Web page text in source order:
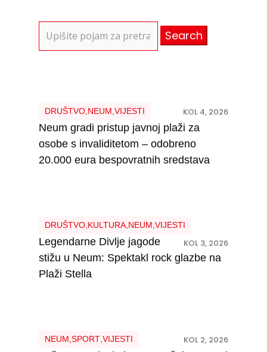
for:
DRUŠTVO, NEUM VIJESTI KOL 4, 2026
Neum gradi pristup javnoj plaži za
osobe s invaliditetom – odobreno
20.000 eura bespovratnih sredstava
DRUŠTVO, KULTURA, NEUM VIJESTI
KOL 3, 2026
Legendarne Divlje jagode
stižu u Neum: Spektakl rock glazbe na
Plaži Stella
NEUM SPORT, VIJESTI KOL 2, 2026